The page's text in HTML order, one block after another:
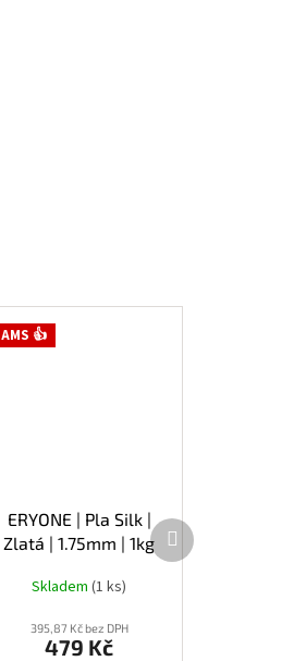
AMS 👍
ERYONE | Pla Silk |
Zlatá | 1.75mm | 1kg
Skladem(1 ks)
395,87 Kč bez DPH
479 Kč
Další
produkt